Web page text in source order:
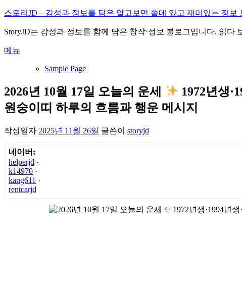
내
으
바
기
스토리JD – 감성과 정보를 담은 알고보면 쓸데 있고 재미있는 정보
StoryJD는 감성과 정보를 함께 담은 창작·정보 블로그입니다. 읽다
메뉴
Sample Page
2026년 10월 17일 오늘의 운세
1972년생
원숭이띠 하루의 흐름과 행운 메시지
작성일자 2025년 11월 26일 글쓴이 storyjd
네이버:
helperjd ·
k14970 ·
kang611 ·
rentcarjd